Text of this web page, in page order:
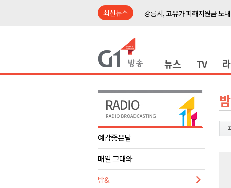
최신뉴스
강릉시, 고유가 피해지원금 도
원공노, 업무추진비 논란 재정
ITS 교통도시 강릉..콜 버스 실증
원주시, 하반기 중소기업육성
양양군, 피서지 계곡․하천 불법
도내 첫 폭염중대경보 발효.."온
강릉시, 고유가 피해지원금 도내
뉴스 TV
예감좋은날
매일 그대와
밤&